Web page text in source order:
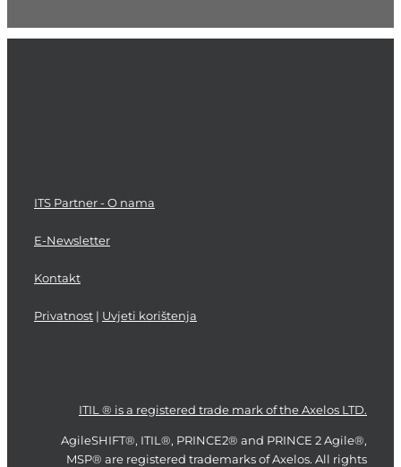
ITS Partner - O nama
E-Newsletter
Kontakt
Privatnost | Uvjeti korištenja
ITIL ® is a registered trade mark of the Axelos LTD.
AgileSHIFT®, ITIL®, PRINCE2® and PRINCE 2 Agile®,
MSP® are registered trademarks of Axelos. All rights